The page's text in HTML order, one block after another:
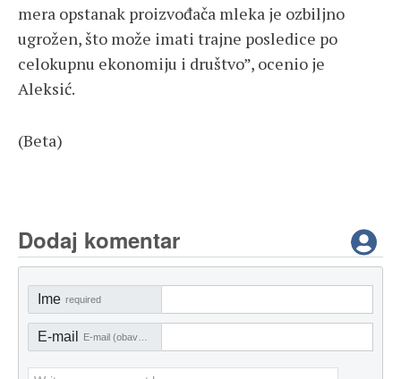
mera opstanak proizvođača mleka je ozbiljno
ugrožen, što može imati trajne posledice po
celokupnu ekonomiju i društvo”, ocenio je
Aleksić.
(Beta)
Dodaj komentar
Ime required
E-mail